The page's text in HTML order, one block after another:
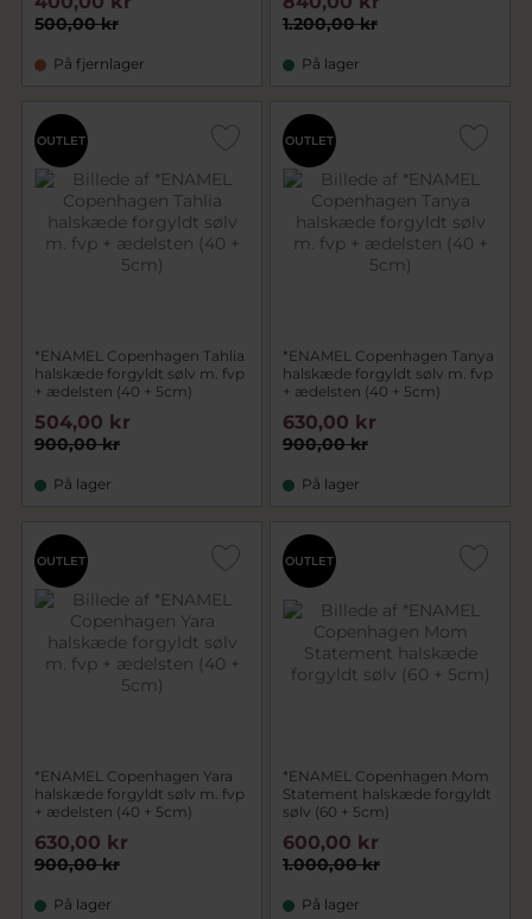
500,00 kr
På fjernlager
1.200,00 kr
På lager
OUTLET
*ENAMEL Copenhagen Tahlia
halskæde forgyldt sølv m. fvp
+ ædelsten (40 + 5cm)
900,00 kr
504,00 kr
På lager
OUTLET
*ENAMEL Copenhagen Tanya
halskæde forgyldt sølv m. fvp
+ ædelsten (40 + 5cm)
900,00 kr
630,00 kr
På lager
OUTLET
*ENAMEL Copenhagen Yara
halskæde forgyldt sølv m. fvp
+ ædelsten (40 + 5cm)
900,00 kr
630,00 kr
På lager
OUTLET
*ENAMEL Copenhagen Mom
Statement halskæde forgyldt
sølv (60 + 5cm)
1.000,00 kr
600,00 kr
På lager